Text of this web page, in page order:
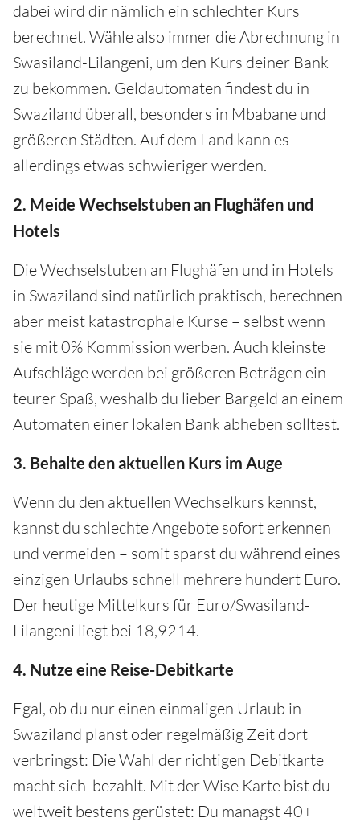
dabei wird dir nämlich ein schlechter Kurs
berechnet. Wähle also immer die Abrechnung in
Swasiland-Lilangeni, um den Kurs deiner Bank
zu bekommen. Geldautomaten findest du in
Swaziland überall, besonders in Mbabane und
größeren Städten. Auf dem Land kann es
allerdings etwas schwieriger werden.
2. Meide Wechselstuben an Flughäfen und
Hotels
Die Wechselstuben an Flughäfen und in Hotels
in Swaziland sind natürlich praktisch, berechnen
aber meist katastrophale Kurse – selbst wenn
sie mit 0% Kommission werben. Auch kleinste
Aufschläge werden bei größeren Beträgen ein
teurer Spaß, weshalb du lieber Bargeld an einem
Automaten einer lokalen Bank abheben solltest.
3. Behalte den aktuellen Kurs im Auge
Wenn du den aktuellen Wechselkurs kennst,
kannst du schlechte Angebote sofort erkennen
und vermeiden – somit sparst du während eines
einzigen Urlaubs schnell mehrere hundert Euro.
Der heutige Mittelkurs für Euro/Swasiland-
Lilangeni liegt bei 18,9214.
4. Nutze eine Reise-Debitkarte
Egal, ob du nur einen einmaligen Urlaub in
Swaziland planst oder regelmäßig Zeit dort
verbringst: Die Wahl der richtigen Debitkarte
macht sich bezahlt. Mit der Wise Karte bist du
weltweit bestens gerüstet: Du managst 40+